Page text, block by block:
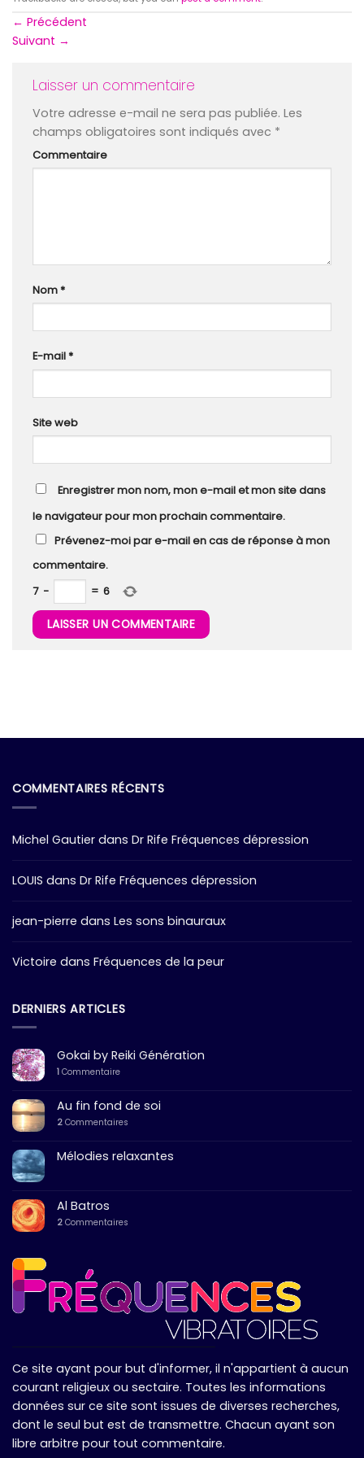
← Précédent
Suivant →
Laisser un commentaire
Votre adresse e-mail ne sera pas publiée. Les
champs obligatoires sont indiqués avec *
Commentaire
Nom*
E-mail*
Site web
Enregistrer mon nom, mon e-mail et mon site dans
le navigateur pour mon prochain commentaire.
Prévenez-moi par e-mail en cas de réponse à mon
commentaire.
7 − = 6
COMMENTAIRES RÉCENTS
Michel Gautier dans Dr Rife Fréquences dépression
LOUIS dans Dr Rife Fréquences dépression
jean-pierre dans Les sons binauraux
Victoire dans Fréquences de la peur
DERNIERS ARTICLES
Gokai by Reiki Génération
1 Commentaire
Au fin fond de soi
2 Commentaires
Mélodies relaxantes
Al Batros
2 Commentaires
Ce site ayant pour but d'informer, il n'appartient à aucun
courant religieux ou sectaire. Toutes les informations
données sur ce site sont issues de diverses recherches,
dont le seul but est de transmettre. Chacun ayant son
libre arbitre pour tout commentaire.